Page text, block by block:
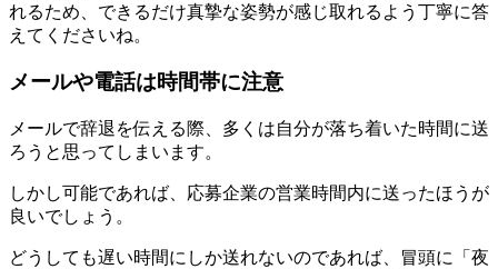
れるため、できるだけ真摯な姿勢が感じ取れるよう丁寧に答
えてくださいね。
メールや電話は時間帯に注意
メールで辞退を伝える際、多くは自分が落ち着いた時間に送
ろうと思ってしまいます。
しかし可能であれば、応募企業の営業時間内に送ったほうが
良いでしょう。
どうしても遅い時間にしか送れないのであれば、冒頭に「夜